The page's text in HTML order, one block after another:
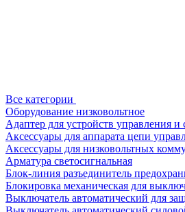
Все категории
Оборудование низковольтное
Адаптер для устройств управления и
Аксессуары для аппарата цепи
Аксессуары для низковольтных
Арматура светосигнальная
Блок-линия разъединитель
Блокировка механическая для
Выключатель автоматический для